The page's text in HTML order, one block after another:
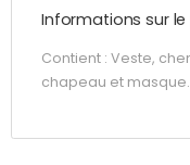
Informations sur
Contient : Veste,
chapeau et masque.